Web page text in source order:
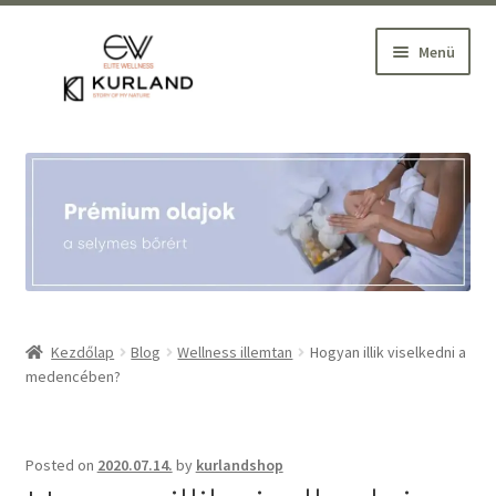
navigációhoz
tartalomba
Menü
Belépés
Kezdőlap Blog Wellness illemtan
Hogyan illik viselkedni a
medencében?
Posted on 2020.07.14. by kurlandshop